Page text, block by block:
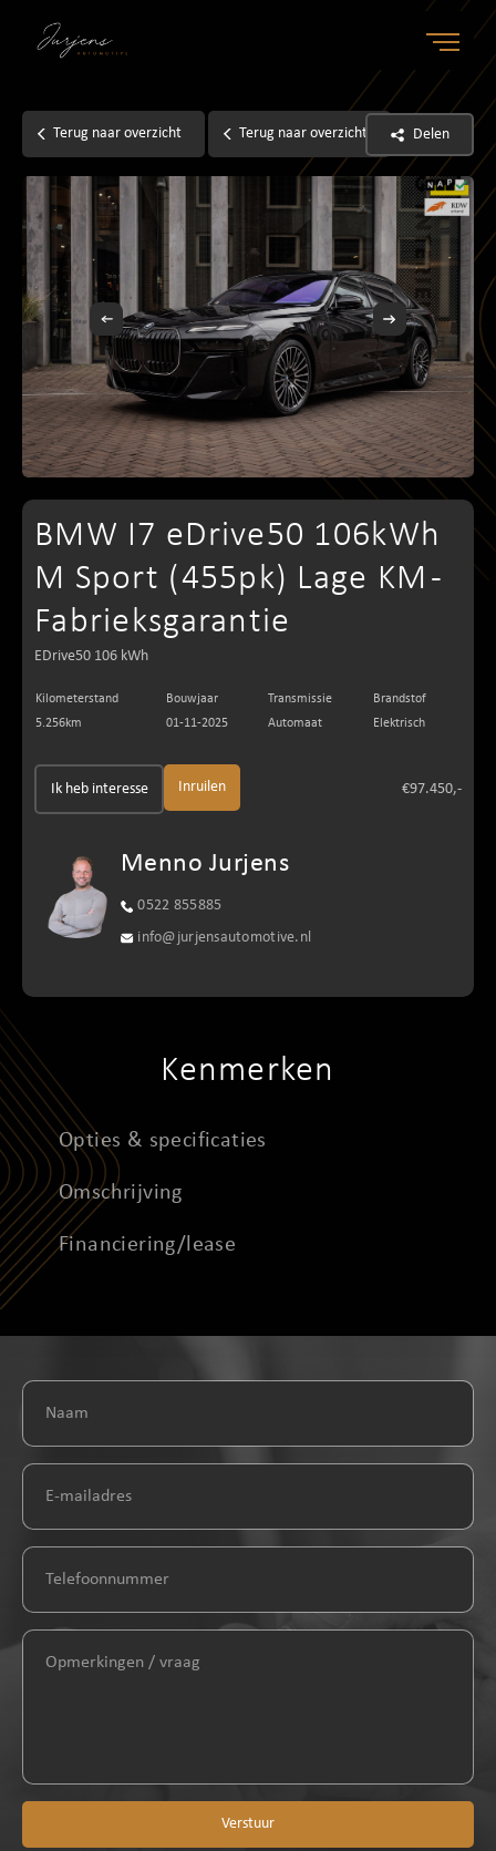
Home
Aanbod
Diensten
Over ons
Contact
Verkocht
Terug naar overzicht Terug naar overzicht Delen
BMW I7 eDrive50 106kWh
M Sport (455pk) Lage KM -
Fabrieksgarantie
EDrive50 106 kWh
Kilometerstand
5.256km
Bouwjaar
01-11-2025
Transmissie
Automaat
Brandstof
Elektrisch
Ik heb interesse Inruilen €97.450,-
Menno Jurjens
0522 855885
info@jurjensautomotive.nl
Kenmerken
Opties & specificaties
Omschrijving
Financiering/lease
Verstuur